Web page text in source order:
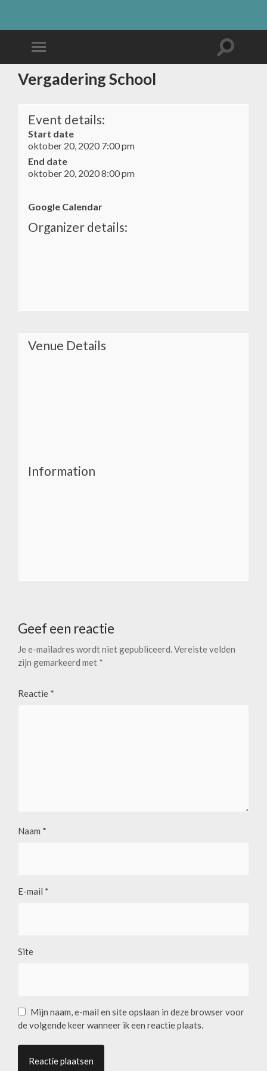
Vergadering School
Event details:
Start date
oktober 20, 2020 7:00 pm
End date
oktober 20, 2020 8:00 pm
Google Calendar
Organizer details:
Venue Details
Information
Geef een reactie
Je e-mailadres wordt niet gepubliceerd. Vereiste velden
zijn gemarkeerd met *
Reactie *
Naam *
E-mail *
Site
Mijn naam, e-mail en site opslaan in deze browser voor
de volgende keer wanneer ik een reactie plaats.